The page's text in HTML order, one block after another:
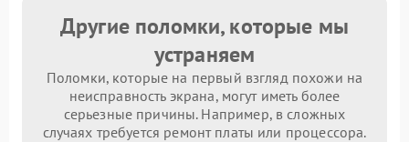
Другие поломки, которые мы
устраняем
Поломки, которые на первый взгляд похожи на
неисправность экрана, могут иметь более
серьезные причины. Например, в сложных
случаях требуется ремонт платы или процессора.